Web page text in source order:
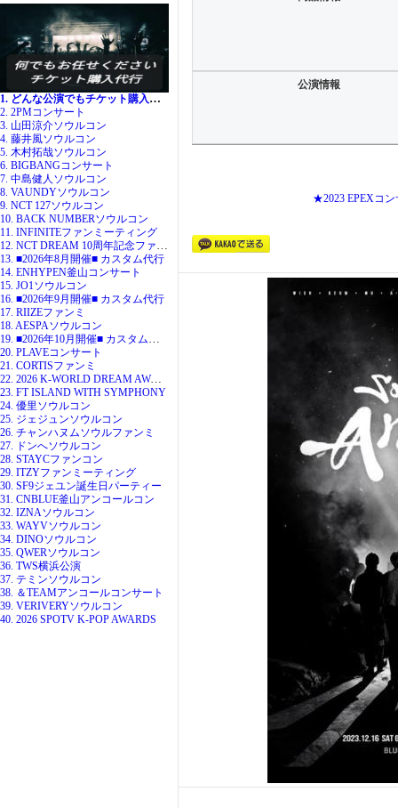
1. どんな公演でもチケット購入代行
2. 2PMコンサート
3. 山田涼介ソウルコン
4. 藤井風ソウルコン
5. 木村拓哉ソウルコン
6. BIGBANGコンサート
7. 中島健人ソウルコン
8. VAUNDYソウルコン
9. NCT 127ソウルコン
10. BACK NUMBERソウルコン
11. INFINITEファンミーティング
12. NCT DREAM 10周年記念ファンミ
13. ■2026年8月開催■ カスタム代行
14. ENHYPEN釜山コンサート
15. JO1ソウルコン
16. ■2026年9月開催■ カスタム代行
17. RIIZEファンミ
18. AESPAソウルコン
19. ■2026年10月開催■ カスタム代行
20. PLAVEコンサート
21. CORTISファンミ
22. 2026 K-WORLD DREAM AWARDS
23. FT ISLAND WITH SYMPHONY
24. 優里ソウルコン
25. ジェジュンソウルコン
26. チャンハヌムソウルファンミ
27. ドンへソウルコン
28. STAYCファンコン
29. ITZYファンミーティング
30. SF9ジェユン誕生日パーティー
31. CNBLUE釜山アンコールコン
32. IZNAソウルコン
33. WAYVソウルコン
34. DINOソウルコン
35. QWERソウルコン
36. TWS横浜公演
37. テミンソウルコン
38. ＆TEAMアンコールコンサート
39. VERIVERYソウルコン
40. 2026 SPOTV K-POP AWARDS
公演情報
★2023 EPEXコ